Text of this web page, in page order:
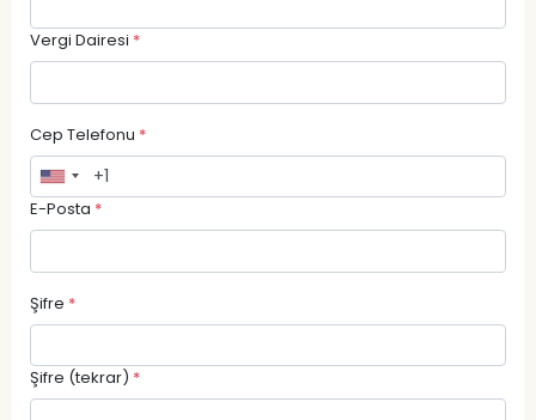
Vergi Dairesi *
Cep Telefonu *
E-Posta *
Şifre *
Şifre (tekrar) *